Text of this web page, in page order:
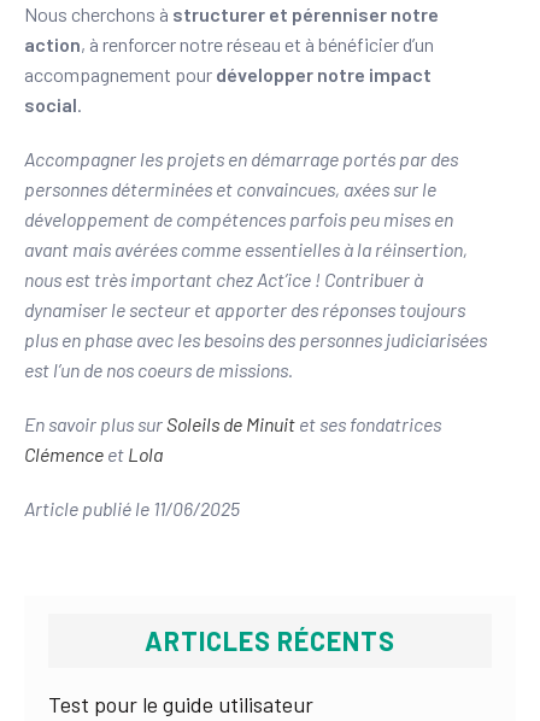
Nous cherchons à structurer et pérenniser notre
action, à renforcer notre réseau et à bénéficier d’un
accompagnement pour développer notre impact
social.
Accompagner les projets en démarrage portés par des
personnes déterminées et convaincues, axées sur le
développement de compétences parfois peu mises en
avant mais avérées comme essentielles à la réinsertion,
nous est très important chez Act’ice ! Contribuer à
dynamiser le secteur et apporter des réponses toujours
plus en phase avec les besoins des personnes judiciarisées
est l’un de nos coeurs de missions.
En savoir plus surSoleils de Minuit et ses fondatrices
Clémence et Lola
Article publié le 11/06/2025
ARTICLES RÉCENTS
Test pour le guide utilisateur